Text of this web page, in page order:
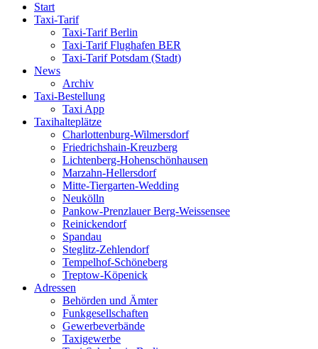
Start
Taxi-Tarif
Taxi-Tarif Berlin
Taxi-Tarif Flughafen BER
Taxi-Tarif Potsdam (Stadt)
News
Archiv
Taxi-Bestellung
Taxi App
Taxihalteplätze
Charlottenburg-Wilmersdorf
Friedrichshain-Kreuzberg
Lichtenberg-Hohenschönhausen
Marzahn-Hellersdorf
Mitte-Tiergarten-Wedding
Neukölln
Pankow-Prenzlauer Berg-Weissensee
Reinickendorf
Spandau
Steglitz-Zehlendorf
Tempelhof-Schöneberg
Treptow-Köpenick
Adressen
Behörden und Ämter
Funkgesellschaften
Gewerbeverbände
Taxigewerbe